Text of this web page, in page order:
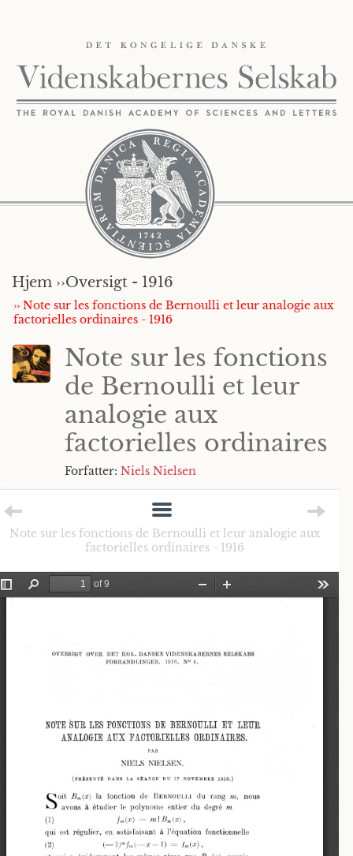
Hjem ››Oversigt - 1916
›› Note sur les fonctions de Bernoulli et leur analogie aux
factorielles ordinaires - 1916
Note sur les fonctions
de Bernoulli et leur
analogie aux
factorielles ordinaires
Forfatter: Niels Nielsen
Note sur les fonctions de Bernoulli et leur analogie aux
factorielles ordinaires - 1916